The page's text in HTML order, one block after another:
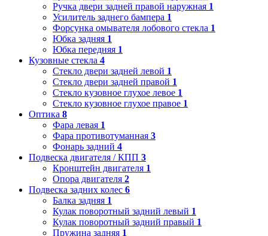
Ручка двери задней правой наружная 1
Усилитель заднего бампера 1
Форсунка омывателя лобового стекла 1
Юбка задняя 1
Юбка передняя 1
Кузовные стекла 4
Стекло двери задней левой 1
Стекло двери задней правой 1
Стекло кузовное глухое левое 1
Стекло кузовное глухое правое 1
Оптика 8
Фара левая 1
Фара противотуманная 3
Фонарь задний 4
Подвеска двигателя / КПП 3
Кронштейн двигателя 1
Опора двигателя 2
Подвеска задних колес 6
Балка задняя 1
Кулак поворотный задний левый 1
Кулак поворотный задний правый 1
Пружина задняя 1